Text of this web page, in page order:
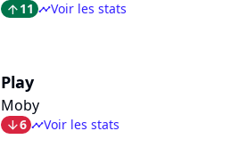
arrow_top11 timelineVoir les stats
Play
Moby
arrow_bot6 timelineVoir les stats